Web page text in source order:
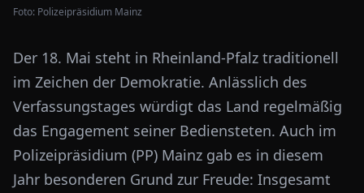
Foto: Polizeipräsidium Mainz
Der 18. Mai steht in Rheinland-Pfalz traditionell
im Zeichen der Demokratie. Anlässlich des
Verfassungstages würdigt das Land regelmäßig
das Engagement seiner Bediensteten. Auch im
Polizeipräsidium (PP) Mainz gab es in diesem
Jahr besonderen Grund zur Freude: Insgesamt